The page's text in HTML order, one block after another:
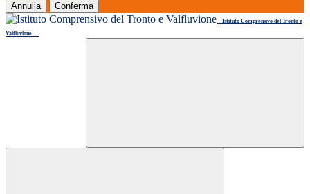
Annulla Conferma
Istituto Comprensivo del Tronto e
Valfluvione